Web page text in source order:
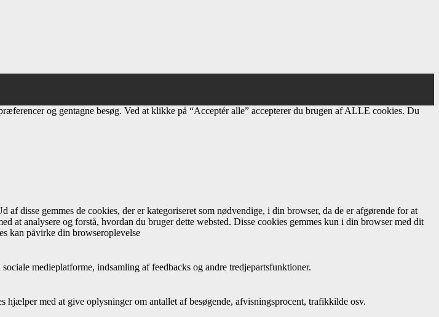
og gentagne besøg. Ved at klikke på “Acceptér alle” accepterer du brugen af ​​ALLE cookies. Du
disse gemmes de cookies, der er kategoriseret som nødvendige, i din browser, da de er afgørende for at
at analysere og forstå, hvordan du bruger dette websted. Disse cookies gemmes kun i din browser med dit
kan påvirke din browseroplevelse
medieplatforme, indsamling af feedbacks og andre tredjepartsfunktioner.
hjælper med at give oplysninger om antallet af besøgende, afvisningsprocent, trafikkilde osv.